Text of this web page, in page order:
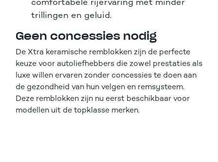
trillingen en geluid.
Geen concessies nodig
De Xtra keramische remblokken zijn de perfecte
keuze voor autoliefhebbers die zowel prestaties als
luxe willen ervaren zonder concessies te doen aan
de gezondheid van hun velgen en remsysteem.
Deze remblokken zijn nu eerst beschikbaar voor
modellen uit de topklasse merken.